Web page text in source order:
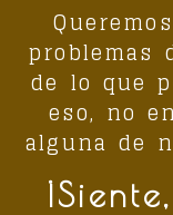
problemas
de lo que
eso, no
alguna de